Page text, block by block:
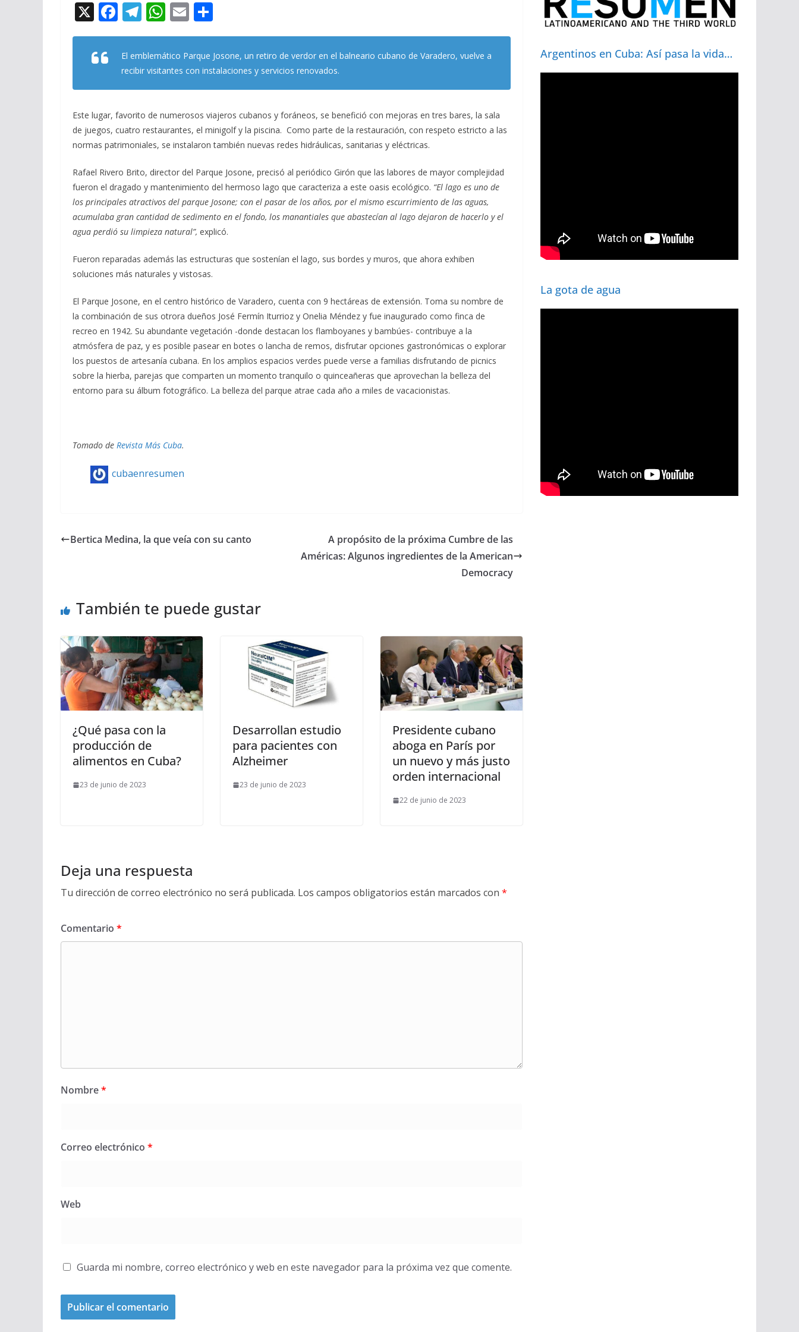
X F
ac
e
b
o
o
k
T
el
e
gr
a
m
W
h
at
s
A
p
p
E
m
ai
l
o
m
p
ar
ti
r
El emblemático Parque Josone, un retiro de verdor en el balneario cubano de Varadero, vuelve a
recibir visitantes con instalaciones y servicios renovados.
Este lugar, favorito de numerosos viajeros cubanos y foráneos, se benefició con mejoras en tres bares, la sala
de juegos, cuatro restaurantes, el minigolf y la piscina. Como parte de la restauración, con respeto estricto a las
normas patrimoniales, se instalaron también nuevas redes hidráulicas, sanitarias y eléctricas.
Rafael Rivero Brito, director del Parque Josone, precisó al periódico Girón que las labores de mayor complejidad
fueron el dragado y mantenimiento del hermoso lago que caracteriza a este oasis ecológico. “El lago es uno de
los principales atractivos del parque Josone; con el pasar de los años, por el mismo escurrimiento de las aguas,
acumulaba gran cantidad de sedimento en el fondo, los manantiales que abastecían al lago dejaron de hacerlo y el
agua perdió su limpieza natural”, explicó.
Fueron reparadas además las estructuras que sostenían el lago, sus bordes y muros, que ahora exhiben
soluciones más naturales y vistosas.
El Parque Josone, en el centro histórico de Varadero, cuenta con 9 hectáreas de extensión. Toma su nombre de
la combinación de sus otrora dueños José Fermín Iturrioz y Onelia Méndez y fue inaugurado como finca de
recreo en 1942. Su abundante vegetación -donde destacan los flamboyanes y bambúes- contribuye a la
atmósfera de paz, y es posible pasear en botes o lancha de remos, disfrutar opciones gastronómicas o explorar
los puestos de artesanía cubana. En los amplios espacios verdes puede verse a familias disfrutando de picnics
sobre la hierba, parejas que comparten un momento tranquilo o quinceañeras que aprovechan la belleza del
entorno para su álbum fotográfico. La belleza del parque atrae cada año a miles de vacacionistas.
Tomado de Revista Más Cuba.
cubaenresumen
Bertica Medina, la que veía con su canto
A propósito de la próxima Cumbre de las
Américas: Algunos ingredientes de la American
Democracy
También te puede gustar
¿Qué pasa con la
producción de
alimentos en Cuba?
23 de junio de 2023
Desarrollan estudio
para pacientes con
Alzheimer
23 de junio de 2023
Presidente cubano
aboga en París por
un nuevo y más justo
orden internacional
22 de junio de 2023
Deja una respuesta
Tu dirección de correo electrónico no será publicada. Los campos obligatorios están marcados con *
Comentario *
Nombre*
Correo electrónico *
Web
Guarda mi nombre, correo electrónico y web en este navegador para la próxima vez que comente.
Argentinos en Cuba: Así pasa la vida…
La gota de agua